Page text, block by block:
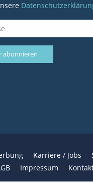
Karriere / Jobs
Impressum